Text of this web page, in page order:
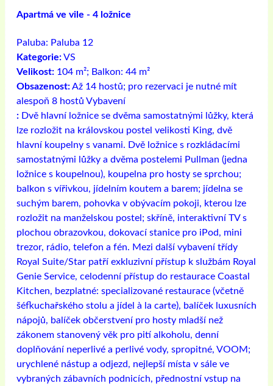
Apartmá ve vile - 4 ložnice
Paluba: Paluba 12
Kategorie:VS
Velikost: 104 m²; Balkon: 44 m²
Obsazenost:Až 14 hostů; pro rezervaci je nutné mít
alespoň 8 hostů Vybavení
: Dvě hlavní ložnice se dvěma samostatnými lůžky, která
lze rozložit na královskou postel velikosti King, dvě
hlavní koupelny s vanami. Dvě ložnice s rozkládacími
samostatnými lůžky a dvěma postelemi Pullman (jedna
ložnice s koupelnou), koupelna pro hosty se sprchou;
balkon s vířivkou, jídelním koutem a barem; jídelna se
suchým barem, pohovka v obývacím pokoji, kterou lze
rozložit na manželskou postel; skříně, interaktivní TV s
plochou obrazovkou, dokovací stanice pro iPod, mini
trezor, rádio, telefon a fén. Mezi další vybavení třídy
Royal Suite/Star patří exkluzivní přístup k službám Royal
Genie Service, celodenní přístup do restaurace Coastal
Kitchen, bezplatné: specializované restaurace (včetně
šéfkuchařského stolu a jídel à la carte), balíček luxusních
nápojů, balíček občerstvení pro hosty mladší než
zákonem stanovený věk pro pití alkoholu, denní
doplňování neperlivé a perlivé vody, spropitné, VOOM;
urychlené nástup a odjezd, nejlepší místa v sále ve
vybraných zábavních podnicích, přednostní vstup na